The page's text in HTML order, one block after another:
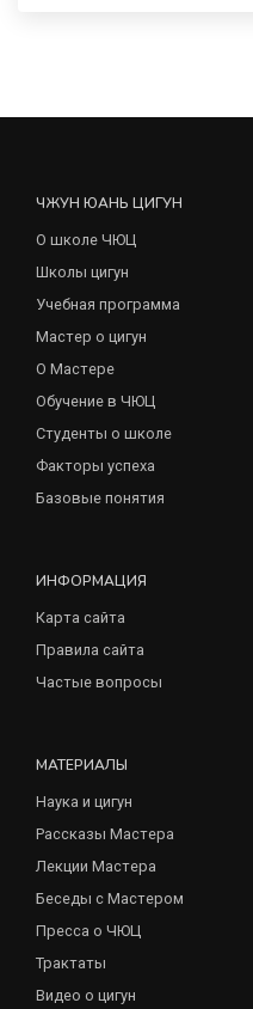
ЧЖУН ЮАНЬ ЦИГУН
О школе ЧЮЦ
Школы цигун
Учебная программа
Мастер о цигун
О Мастере
Обучение в ЧЮЦ
Студенты о школе
Факторы успеха
Базовые понятия
ИНФОРМАЦИЯ
Карта сайта
Правила сайта
Частые вопросы
МАТЕРИАЛЫ
Наука и цигун
Рассказы Мастера
Лекции Мастера
Беседы с Мастером
Пресса о ЧЮЦ
Трактаты
Видео о цигун